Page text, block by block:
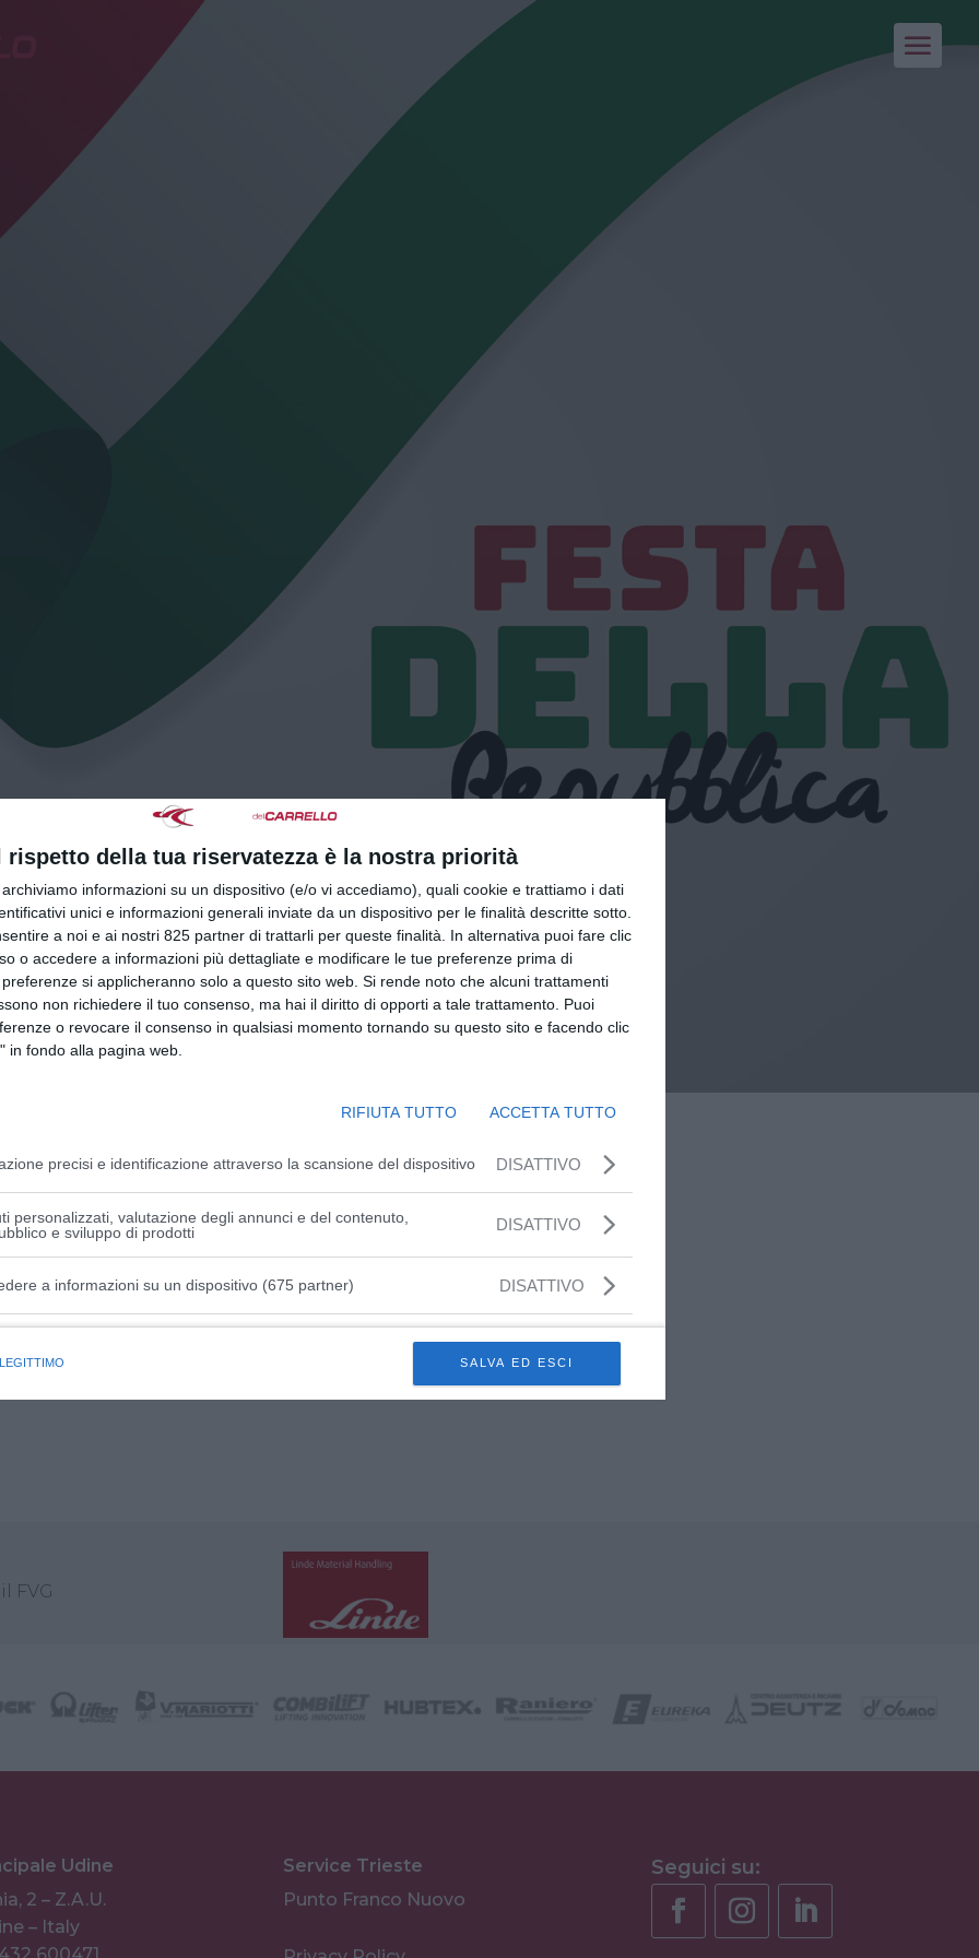
rispetto della tua riservatezza è la nostra priorità
informazioni su un dispositivo (e/o vi accediamo), quali cookie e trattiamo i dati
unici e informazioni generali inviate da un dispositivo per le finalità descritte sotto.
a noi e ai nostri 825 partner di trattarli per queste finalità. In alternativa puoi fare clic
o accedere a informazioni più dettagliate e modificare le tue preferenze prima di
si applicheranno solo a questo sito web. Si rende noto che alcuni trattamenti
non richiedere il tuo consenso, ma hai il diritto di opporti a tale trattamento. Puoi
o revocare il consenso in qualsiasi momento tornando su questo sito e facendo clic
in fondo alla pagina web.
RIFIUTA TUTTO ACCETTA TUTTO
precisi e identificazione attraverso la scansione del dispositivo DISATTIVO
personalizzati, valutazione degli annunci e del contenuto,
e sviluppo di prodotti
DISATTIVO
a informazioni su un dispositivo (675 partner) DISATTIVO
SALVA ED ESCI
piccola pausa.
tecnica rimane reperibile.
possono aspettare.
FVG
Udine
2 – Z.A.U.
– Italy
Service Trieste
Punto Franco Nuovo
Seguici su: